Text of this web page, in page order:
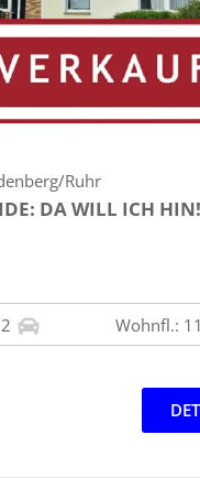
Ruhr
DA WILL ICH HIN!
2 Wohnfl.: